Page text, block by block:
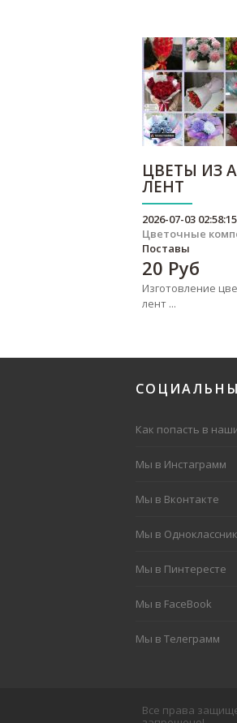
ЦВЕТЫ ИЗ
ЛЕНТ
2026-07-03 02:58:15
Цветочные
Поставы
20 Руб
Изготовление
лент ...
Как попасть в
Мы в Инстаграмм
Мы в Вконтакте
Мы в
Мы в Пинтересте
Мы в FaceBook
Мы в Телеграмм
Все права